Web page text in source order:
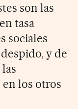
son las
tasa
sociales
y de
los otros